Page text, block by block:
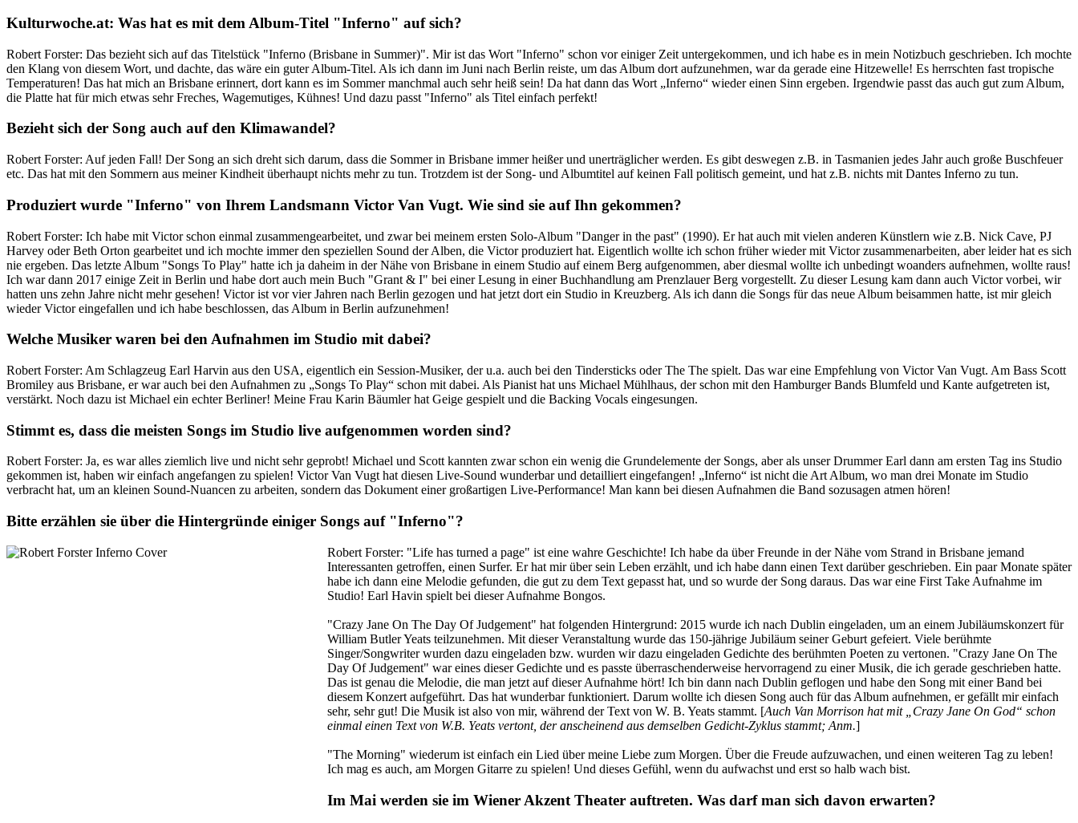
Kulturwoche.at: Was hat es mit dem Album-Titel "Inferno" auf sich?
Robert Forster: Das bezieht sich auf das Titelstück "Inferno (Brisbane in Summer)". Mir ist das Wort "Inferno" schon vor einiger Zeit untergekommen, und ich habe es in mein Notizbuch geschrieben. Ich mochte
den Klang von diesem Wort, und dachte, das wäre ein guter Album-Titel. Als ich dann im Juni nach Berlin reiste, um das Album dort aufzunehmen, war da gerade eine Hitzewelle! Es herrschten fast tropische
Temperaturen! Das hat mich an Brisbane erinnert, dort kann es im Sommer manchmal auch sehr heiß sein! Da hat dann das Wort „Inferno“ wieder einen Sinn ergeben. Irgendwie passt das auch gut zum Album,
die Platte hat für mich etwas sehr Freches, Wagemutiges, Kühnes! Und dazu passt "Inferno" als Titel einfach perfekt!
Bezieht sich der Song auch auf den Klimawandel?
Robert Forster: Auf jeden Fall! Der Song an sich dreht sich darum, dass die Sommer in Brisbane immer heißer und unerträglicher werden. Es gibt deswegen z.B. in Tasmanien jedes Jahr auch große Buschfeuer
etc. Das hat mit den Sommern aus meiner Kindheit überhaupt nichts mehr zu tun. Trotzdem ist der Song- und Albumtitel auf keinen Fall politisch gemeint, und hat z.B. nichts mit Dantes Inferno zu tun.
Produziert wurde "Inferno" von Ihrem Landsmann Victor Van Vugt. Wie sind sie auf Ihn gekommen?
Robert Forster: Ich habe mit Victor schon einmal zusammengearbeitet, und zwar bei meinem ersten Solo-Album "Danger in the past" (1990). Er hat auch mit vielen anderen Künstlern wie z.B. Nick Cave, PJ
Harvey oder Beth Orton gearbeitet und ich mochte immer den speziellen Sound der Alben, die Victor produziert hat. Eigentlich wollte ich schon früher wieder mit Victor zusammenarbeiten, aber leider hat es sich
nie ergeben. Das letzte Album "Songs To Play" hatte ich ja daheim in der Nähe von Brisbane in einem Studio auf einem Berg aufgenommen, aber diesmal wollte ich unbedingt woanders aufnehmen, wollte raus!
Ich war dann 2017 einige Zeit in Berlin und habe dort auch mein Buch "Grant & I" bei einer Lesung in einer Buchhandlung am Prenzlauer Berg vorgestellt. Zu dieser Lesung kam dann auch Victor vorbei, wir
hatten uns zehn Jahre nicht mehr gesehen! Victor ist vor vier Jahren nach Berlin gezogen und hat jetzt dort ein Studio in Kreuzberg. Als ich dann die Songs für das neue Album beisammen hatte, ist mir gleich
wieder Victor eingefallen und ich habe beschlossen, das Album in Berlin aufzunehmen!
Welche Musiker waren bei den Aufnahmen im Studio mit dabei?
Robert Forster: Am Schlagzeug Earl Harvin aus den USA, eigentlich ein Session-Musiker, der u.a. auch bei den Tindersticks oder The The spielt. Das war eine Empfehlung von Victor Van Vugt. Am Bass Scott
Bromiley aus Brisbane, er war auch bei den Aufnahmen zu „Songs To Play“ schon mit dabei. Als Pianist hat uns Michael Mühlhaus, der schon mit den Hamburger Bands Blumfeld und Kante aufgetreten ist,
verstärkt. Noch dazu ist Michael ein echter Berliner! Meine Frau Karin Bäumler hat Geige gespielt und die Backing Vocals eingesungen.
Stimmt es, dass die meisten Songs im Studio live aufgenommen worden sind?
Robert Forster: Ja, es war alles ziemlich live und nicht sehr geprobt! Michael und Scott kannten zwar schon ein wenig die Grundelemente der Songs, aber als unser Drummer Earl dann am ersten Tag ins Studio
gekommen ist, haben wir einfach angefangen zu spielen! Victor Van Vugt hat diesen Live-Sound wunderbar und detailliert eingefangen! „Inferno“ ist nicht die Art Album, wo man drei Monate im Studio
verbracht hat, um an kleinen Sound-Nuancen zu arbeiten, sondern das Dokument einer großartigen Live-Performance! Man kann bei diesen Aufnahmen die Band sozusagen atmen hören!
Bitte erzählen sie über die Hintergründe einiger Songs auf "Inferno"?
Robert Forster: "Life has turned a page" ist eine wahre Geschichte! Ich habe da über Freunde in der Nähe vom Strand in Brisbane jemand
Interessanten getroffen, einen Surfer. Er hat mir über sein Leben erzählt, und ich habe dann einen Text darüber geschrieben. Ein paar Monate später
habe ich dann eine Melodie gefunden, die gut zu dem Text gepasst hat, und so wurde der Song daraus. Das war eine First Take Aufnahme im
Studio! Earl Havin spielt bei dieser Aufnahme Bongos.
"Crazy Jane On The Day Of Judgement" hat folgenden Hintergrund: 2015 wurde ich nach Dublin eingeladen, um an einem Jubiläumskonzert für
William Butler Yeats teilzunehmen. Mit dieser Veranstaltung wurde das 150-jährige Jubiläum seiner Geburt gefeiert. Viele berühmte
Singer/Songwriter wurden dazu eingeladen bzw. wurden wir dazu eingeladen Gedichte des berühmten Poeten zu vertonen. "Crazy Jane On The
Day Of Judgement" war eines dieser Gedichte und es passte überraschenderweise hervorragend zu einer Musik, die ich gerade geschrieben hatte.
Das ist genau die Melodie, die man jetzt auf dieser Aufnahme hört! Ich bin dann nach Dublin geflogen und habe den Song mit einer Band bei
diesem Konzert aufgeführt. Das hat wunderbar funktioniert. Darum wollte ich diesen Song auch für das Album aufnehmen, er gefällt mir einfach
sehr, sehr gut! Die Musik ist also von mir, während der Text von W. B. Yeats stammt. [Auch Van Morrison hat mit „Crazy Jane On God“ schon
einmal einen Text von W.B. Yeats vertont, der anscheinend aus demselben Gedicht-Zyklus stammt; Anm.]
"The Morning" wiederum ist einfach ein Lied über meine Liebe zum Morgen. Über die Freude aufzuwachen, und einen weiteren Tag zu leben!
Ich mag es auch, am Morgen Gitarre zu spielen! Und dieses Gefühl, wenn du aufwachst und erst so halb wach bist.
Im Mai werden sie im Wiener Akzent Theater auftreten. Was darf man sich davon erwarten?